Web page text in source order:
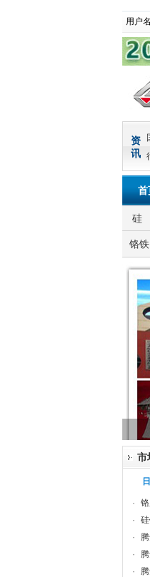
用户
资
讯
首
硅
铬铁
市
·
·
·
·
·